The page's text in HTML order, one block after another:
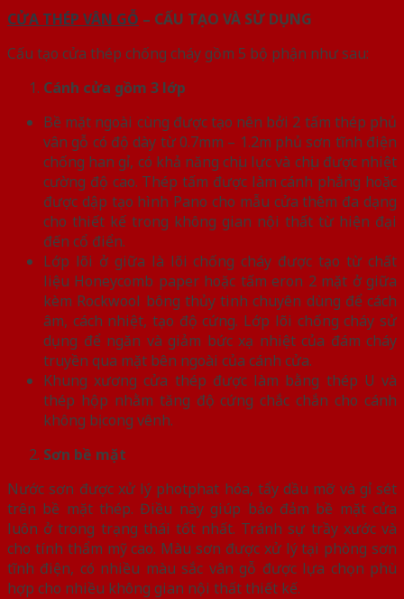
CỬA THÉP VÂN GỖ – CẤU TẠO VÀ SỬ DỤNG
Cấu tạo cửa thép chống cháy gồm 5 bộ phận như sau:
Cánh cửa gồm 3 lớp
Bề mặt ngoài cùng được tạo nên bởi 2 tấm thép phủ
vân gỗ có độ dày từ 0.7mm – 1.2m phủ sơn tĩnh điện
chống han gỉ, có khả năng chịu lực và chịu được nhiệt
cường độ cao. Thép tấm được làm cánh phẳng hoặc
được dập tạo hình Pano cho mẫu cửa thêm đa dạng
cho thiết kế trong không gian nội thất từ hiện đại
đến cổ điển.
Lớp lõi ở giữa là lõi chống cháy được tạo từ chất
liệu Honeycomb paper hoặc tấm eron 2 mặt ở giữa
kèm Rockwool bông thủy tinh chuyên dùng để cách
âm, cách nhiệt, tạo độ cứng. Lớp lõi chống cháy sử
dụng để ngăn và giảm bức xạ nhiệt của đám cháy
truyền qua mặt bên ngoài của cánh cửa.
Khung xương cửa thép được làm bằng thép U và
thép hộp nhằm tăng độ cứng chắc chắn cho cánh
không bị cong vênh.
Sơn bề mặt
Nước sơn được xử lý photphat hóa, tẩy dầu mỡ và gỉ sét
trên bề mặt thép. Điều này giúp bảo đảm bề mặt cửa
luôn ở trong trạng thái tốt nhất. Tránh sự trầy xước và
cho tính thẩm mỹ cao. Màu sơn được xử lý tại phòng sơn
tĩnh điện, có nhiều màu sắc vân gỗ được lựa chọn phù
hợp cho nhiều không gian nội thất thiết kế.